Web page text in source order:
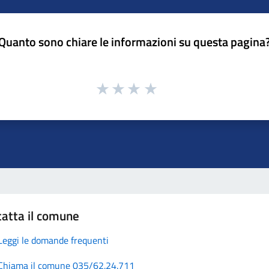
sono chiare le informazioni su questa
il comune
le domande frequenti
il comune 035/62.24.711